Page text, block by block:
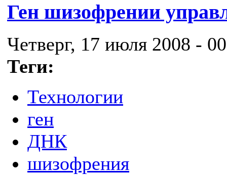
Ген шизофрении
Четверг, 17 июля 2008 -
Теги:
Технологии
ген
ДНК
шизофрения